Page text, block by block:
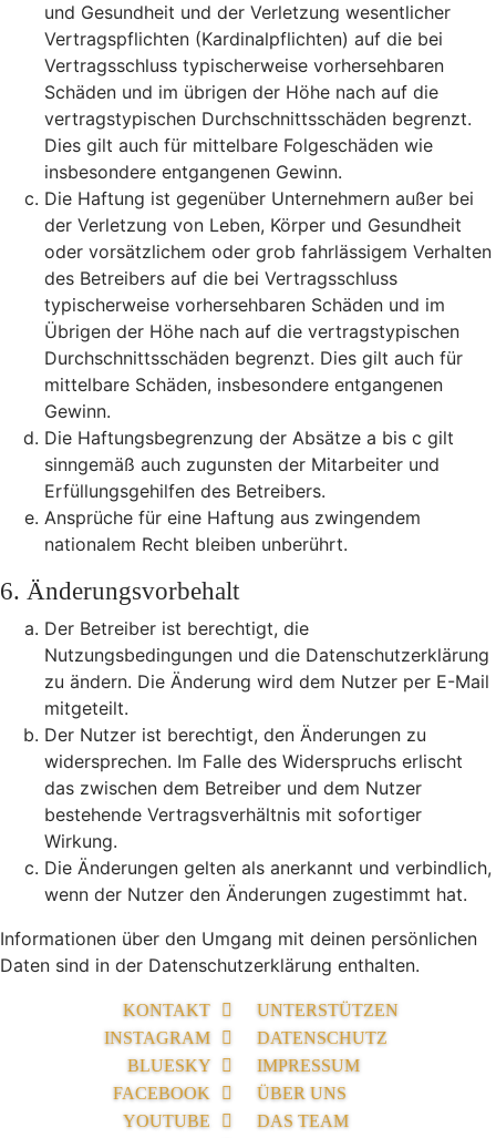
und Gesundheit und der Verletzung wesentlicher
Vertragspflichten (Kardinalpflichten) auf die bei
Vertragsschluss typischerweise vorhersehbaren
Schäden und im übrigen der Höhe nach auf die
vertragstypischen Durchschnittsschäden begrenzt.
Dies gilt auch für mittelbare Folgeschäden wie
insbesondere entgangenen Gewinn.
Die Haftung ist gegenüber Unternehmern außer bei
der Verletzung von Leben, Körper und Gesundheit
oder vorsätzlichem oder grob fahrlässigem Verhalten
des Betreibers auf die bei Vertragsschluss
typischerweise vorhersehbaren Schäden und im
Übrigen der Höhe nach auf die vertragstypischen
Durchschnittsschäden begrenzt. Dies gilt auch für
mittelbare Schäden, insbesondere entgangenen
Gewinn.
Die Haftungsbegrenzung der Absätze a bis c gilt
sinngemäß auch zugunsten der Mitarbeiter und
Erfüllungsgehilfen des Betreibers.
Ansprüche für eine Haftung aus zwingendem
nationalem Recht bleiben unberührt.
6. Änderungsvorbehalt
Der Betreiber ist berechtigt, die
Nutzungsbedingungen und die Datenschutzerklärung
zu ändern. Die Änderung wird dem Nutzer per E-Mail
mitgeteilt.
Der Nutzer ist berechtigt, den Änderungen zu
widersprechen. Im Falle des Widerspruchs erlischt
das zwischen dem Betreiber und dem Nutzer
bestehende Vertragsverhältnis mit sofortiger
Wirkung.
Die Änderungen gelten als anerkannt und verbindlich,
wenn der Nutzer den Änderungen zugestimmt hat.
Informationen über den Umgang mit deinen persönlichen
Daten sind in der Datenschutzerklärung enthalten.
KONTAKT
INSTAGRAM
BLUESKY
FACEBOOK
YOUTUBE
UNTERSTÜTZEN
DATENSCHUTZ
IMPRESSUM
ÜBER UNS
DAS TEAM